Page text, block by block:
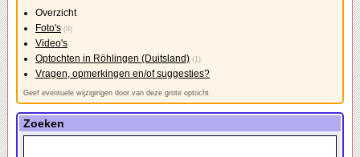
Overzicht
Foto's (8)
Video's
Optochten in Röhlingen (Duitsland) (1)
Vragen, opmerkingen en/of suggesties?
Geef eventuele wijzigingen door van deze grote optocht
Zoeken